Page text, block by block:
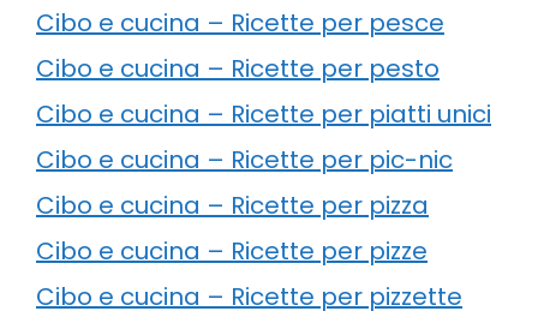
Cibo e cucina – Ricette per pesce
Cibo e cucina – Ricette per pesto
Cibo e cucina – Ricette per piatti unici
Cibo e cucina – Ricette per pic-nic
Cibo e cucina – Ricette per pizza
Cibo e cucina – Ricette per pizze
Cibo e cucina – Ricette per pizzette